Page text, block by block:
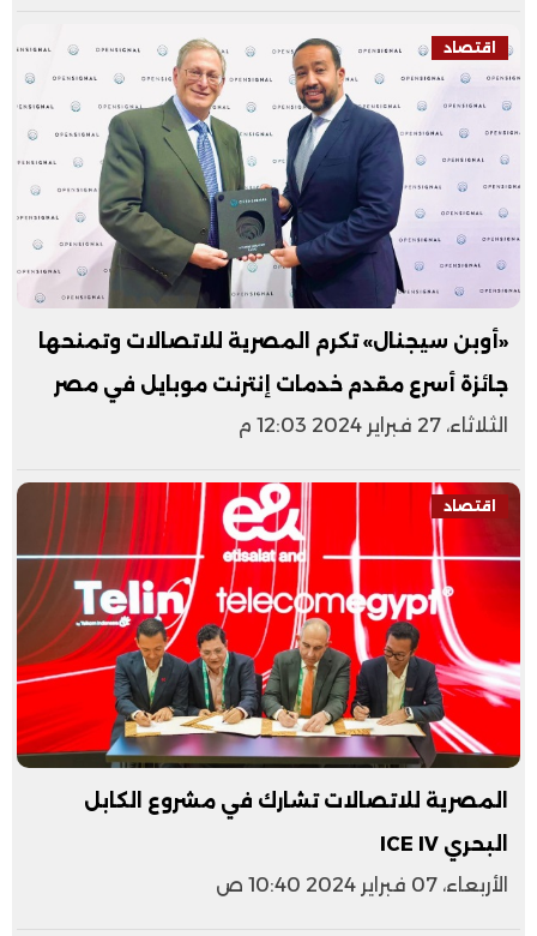
اقتصاد
«أوبن سيجنال» تكرم المصرية للاتصالات وتمنحها
جائزة أسرع مقدم خدمات إنترنت موبايل في مصر
الثلاثاء، 27 فبراير 2024 12:03 م
اقتصاد
المصرية للاتصالات تشارك في مشروع الكابل
البحري ICE IV
الأربعاء، 07 فبراير 2024 10:40 ص